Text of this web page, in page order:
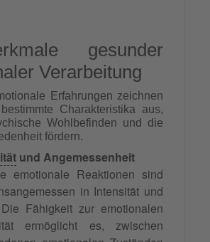
gesunder
Verarbeitung
Erfahrungen zeichnen
Charakteristika aus,
Wohlbefinden und die
fördern.
und Angemessenheit
emotionale Reaktionen sind
in Intensität und
Fähigkeit zur emotionalen
ermöglicht es, zwischen